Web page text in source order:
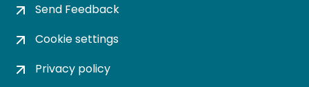
Send Feedback
Cookie settings
Privacy policy